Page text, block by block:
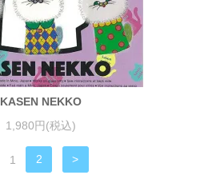
KASEN NEKKO
1,980円(税込)
1 2 >